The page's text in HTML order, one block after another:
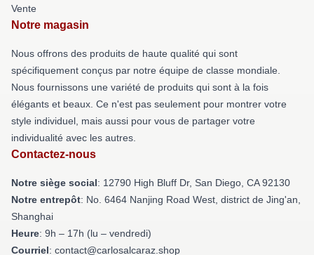
Vente
Notre magasin
Nous offrons des produits de haute qualité qui sont
spécifiquement conçus par notre équipe de classe mondiale.
Nous fournissons une variété de produits qui sont à la fois
élégants et beaux. Ce n'est pas seulement pour montrer votre
style individuel, mais aussi pour vous de partager votre
individualité avec les autres.
Contactez-nous
Notre siège social: 12790 High Bluff Dr, San Diego, CA 92130
Notre entrepôt: No. 6464 Nanjing Road West, district de Jing'an,
Shanghai
Heure: 9h – 17h (lu – vendredi)
Courriel: contact@carlosalcaraz.shop